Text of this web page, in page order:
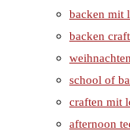
backen mit
backen
school of
craften mit
afternoon